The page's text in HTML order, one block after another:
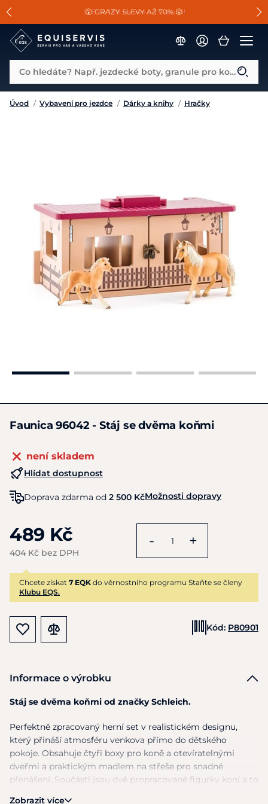
SLEVA 13% na vše od Cassini!
😮 CRAZY SLEVY AŽ 70% 😮
📐Pasování a doplňky k vybraným sedlům ZDARMA 🐴
Co hledáte? Např. jezdecké boty, granule pro koně...
Úvod / Vybavení pro jezdce / Dárky a knihy / Hračky
Faunica 96042 - Stáj se dvěma koňmi
není skladem
Hlídat dostupnost
Doprava zdarma od 2 500 KčMožnosti dopravy
489 Kč
404 Kč bez DPH
- +
Chcete získat 7 EQK do věrnostního programu Staňte se členy
Klubu EQS.
Kód: P80901
Informace o výrobku
Stáj se dvěma koňmi od značky Schleich.
Perfektně zpracovaný herní set v realistickém designu,
který přináší atmosféru venkova přímo do dětského
pokoje. Obsahuje čtyři boxy pro koně a otevíratelnými
dveřmi a praktickým madlem na střeše pro snadné
přenášení. Součástí jsou dvě propracované figurky koní a to
Zobrazit více